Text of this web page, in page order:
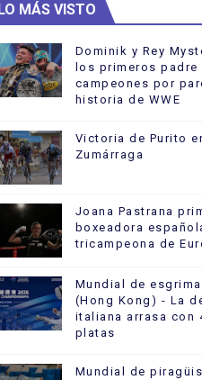
MÁS VISTO
Dominik y Rey
los primeros padre
campeones por
historia de WWE
Victoria de Purito
Zumárraga
Joana Pastrana
boxeadora
tricampeona de
Mundial de
(Hong Kong) - La
italiana arrasa con
platas
Mundial de